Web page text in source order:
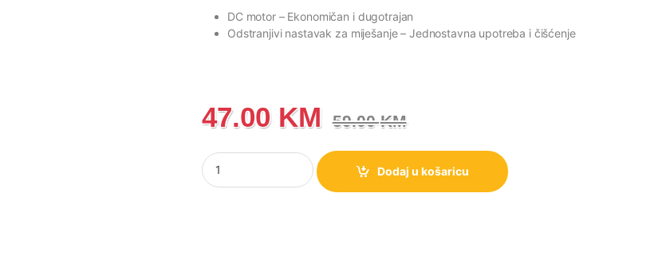
DC motor – Ekonomičan i dugotrajan
Odstranjivi nastavak za miješanje– Jednostavna upotreba i čišćenje
47.00 KM 59.00KM
Ručni mikser Gorenje HBC561QW količina
Dodaj u košaricu